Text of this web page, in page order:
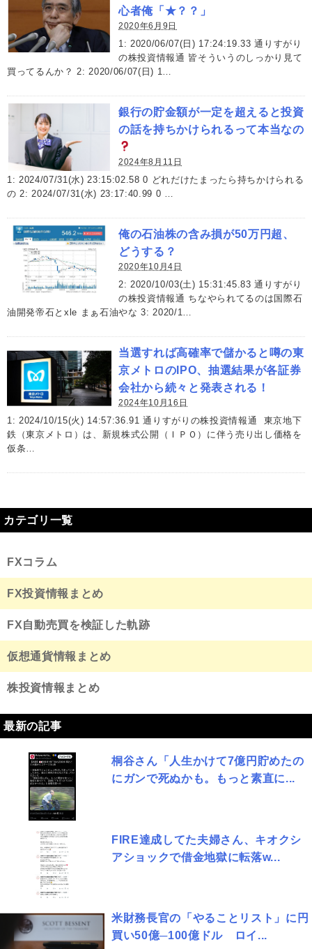
心者俺「★？？」
2020年6月9日
1: 2020/06/07(日) 17:24:19.33 通りすがり
の株投資情報通 皆そういうのしっかり見て
買ってるんか？ 2: 2020/06/07(日) 1…
銀行の貯金額が一定を超えると投資
の話を持ちかけられるって本当なの
2024年8月11日
1: 2024/07/31(水) 23:15:02.58 0 どれだけたまったら持ちかけられる
の 2: 2024/07/31(水) 23:17:40.99 0 …
俺の石油株の含み損が50万円超、
どうする？
2020年10月4日
2: 2020/10/03(土) 15:31:45.83 通りすがり
の株投資情報通 ちなやられてるのは国際石
油開発帝石とxle まぁ石油やな 3: 2020/1…
当選すれば高確率で儲かると噂の東
京メトロのIPO、抽選結果が各証券
会社から続々と発表される！
2024年10月16日
1: 2024/10/15(火) 14:57:36.91 通りすがりの株投資情報通 東京地下
鉄（東京メトロ）は、新規株式公開（ＩＰＯ）に伴う売り出し価格を
仮条…
カテゴリ一覧
FXコラム
FX投資情報まとめ
FX自動売買を検証した軌跡
仮想通貨情報まとめ
株投資情報まとめ
最新の記事
桐谷さん「人生かけて7億円貯めたの
にガンで死ぬかも。もっと素直に...
FIRE達成してた夫婦さん、キオクシ
アショックで借金地獄に転落w...
米財務長官の「やることリスト」に円
買い50億─100億ドル ロイ...